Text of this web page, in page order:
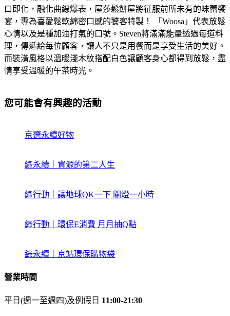
口即化，融化曲線爆表，屋莎鬆餅屋將征服前所未有的味蕾饗
宴，專為喜愛鬆軟綿密口感的饕客特製！ 「Woosa」代表放鬆
心情以及是種加油打氣的口號。Steven將滿滿能量透過每道料
理，傳遞給每位顧客，讓人不只是用餐而是享受生活的美好。
而裝潢風格以溫暖淺木紋搭配白色讓顧客身心都得到放鬆，盡
情享受溫暖的午茶時光。
您可能會有興趣的活動
京選永續好物
綠永續｜資源的第二人生
綠行動｜讓地球QK一下 關燈一小時
綠行動｜環保E消費 月月抽Q點
綠永續｜京站環保購物袋
營業時間
平日(週一至週四)及例假日 11:00-21:30